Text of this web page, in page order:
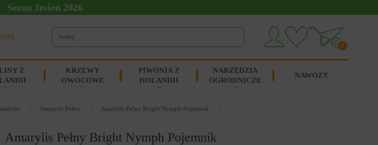
Sezon Jesień 2026
0
Z
KRZEWY
OWOCOWE
PIWONIA Z
HOLANDII
NARZĘDZIA
OGRODNICZE
NAWOZY
Amarylis Pełny Amarylis Pełny Bright Nymph Pojemnik
Amarylis Pełny Bright Nymph Pojemnik